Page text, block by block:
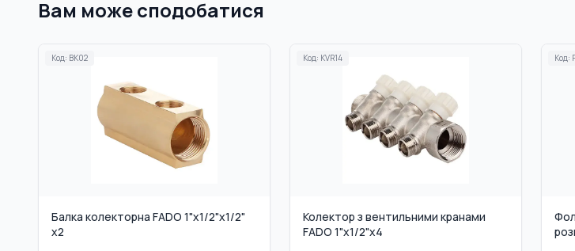
Вам може сподобатися
Код: BK02
Балка колекторна FADO 1"x1/2"x1/2"
x2
Код: KVR14
Колектор з вентильними кранами
FADO 1"x1/2"x4
Код: